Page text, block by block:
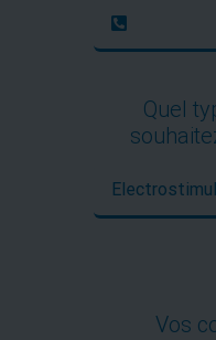
Quel
Vos